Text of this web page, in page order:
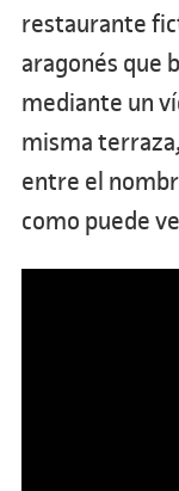
restaurante
aragonés que
mediante un
misma
entre el
como puede